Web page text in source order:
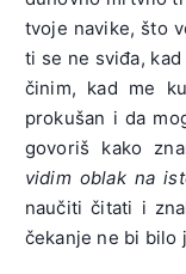
tvoje navike, što
ti se ne sviđa,
činim, kad me
prokušan i da
govoriš kako
vidim oblak na
naučiti čitati i
čekanje ne bi bilo